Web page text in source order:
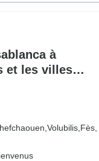
à
et les villes
Desert
Volubilis, Fès,